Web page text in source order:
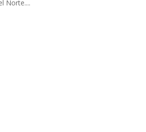
Norte....